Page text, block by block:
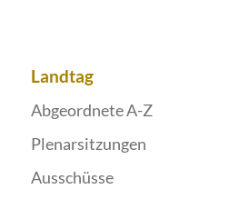
Landtag
Abgeordnete A-Z
Plenarsitzungen
Ausschüsse